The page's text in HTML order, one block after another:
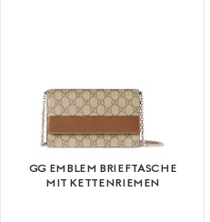
GG EMBLEM BRIEFTASCHE
MIT KETTENRIEMEN